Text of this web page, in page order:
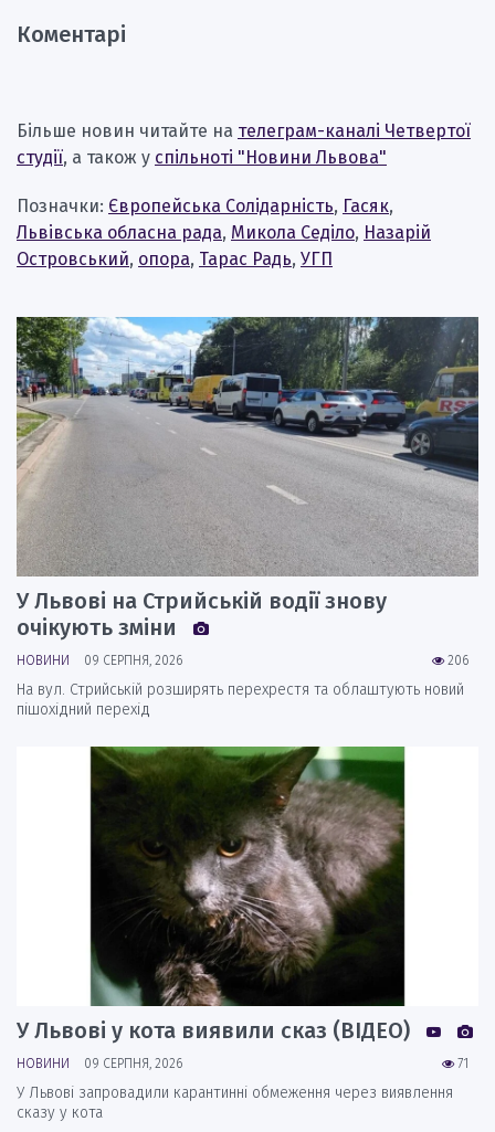
Коментарі
Більше новин читайте на телеграм-каналі Четвертої
студії, а також у спільноті "Новини Львова"
Позначки: Європейська Солідарність, Гасяк,
Львівська обласна рада, Микола Седіло, Назарій
Островський, опора, Тарас Радь, УГП
У Львові на Стрийській водії знову
очікують зміни
206
НОВИНИ 09 СЕРПНЯ, 2026
На вул. Стрийській розширять перехрестя та облаштують новий
пішохідний перехід
У Львові у кота виявили сказ (ВІДЕО)
71
НОВИНИ 09 СЕРПНЯ, 2026
У Львові запровадили карантинні обмеження через виявлення
сказу у кота